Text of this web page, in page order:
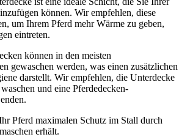
können. Wir empfehlen, diese
um Ihrem Pferd mehr Wärme zu geben,
eintreten.
können in den meisten
gewaschen werden, was einen zusätzlichen
darstellt. Wir empfehlen, die Unterdecke
und eine Pferdedecken-
Pferd maximalen Schutz im Stall durch
erhält.